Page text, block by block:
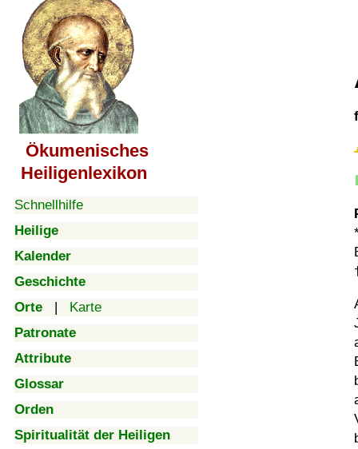
Ökumenisches
Heiligenlexikon
Schnellhilfe
Heilige
Kalender
Geschichte
Orte | Karte
Patronate
Attribute
Glossar
Orden
Spiritualität der Heiligen